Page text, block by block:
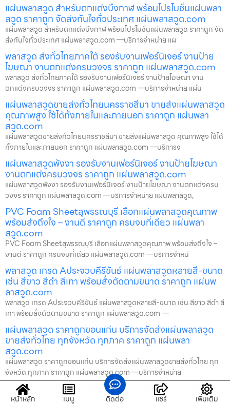
แผ่นพลาสวูด สำหรับตกแต่งบึงกาฬ พร้อมโปรโมชั่นแผ่นพลา
สวูด ราคาถูก จัดส่งทันใจทั่วประเทศ แผ่นพลาสวูด.com
แผ่นพลาสวูด สำหรับตกแต่งบึงกาฬ พร้อมโปรโมชั่นแผ่นพลาสวูด ราคาถูก จัด
ส่งทันใจทั่วประเทศ แผ่นพลาสวูด.com —บริการจำหน่าย แผ
พลาสวูด ส่งทั่วไทยภาคใต้ รองรับงานเฟอร์นิเจอร์ งานป้าย
โฆษณา งานตกแต่งครบวงจร ราคาถูก แผ่นพลาสวูด.com
พลาสวูด ส่งทั่วไทยภาคใต้ รองรับงานเฟอร์นิเจอร์ งานป้ายโฆษณา งาน
ตกแต่งครบวงจร ราคาถูก แผ่นพลาสวูด.com —บริการจำหน่าย แผ่น
แผ่นพลาสวูดขายส่งทั่วไทยนครราชสีมา ขายส่งแผ่นพลาสวูด
คุณภาพสูง ใช้ได้ทั้งภายในและภายนอก ราคาถูก แผ่นพลา
สวูด.com
แผ่นพลาสวูดขายส่งทั่วไทยนครราชสีมา ขายส่งแผ่นพลาสวูด คุณภาพสูง ใช้ได้
ทั้งภายในและภายนอก ราคาถูก แผ่นพลาสวูด.com —บริการจ
แผ่นพลาสวูดพังงา รองรับงานเฟอร์นิเจอร์ งานป้ายโฆษณา
งานตกแต่งครบวงจร ราคาถูก แผ่นพลาสวูด.com
แผ่นพลาสวูดพังงา รองรับงานเฟอร์นิเจอร์ งานป้ายโฆษณา งานตกแต่งครบ
วงจร ราคาถูก แผ่นพลาสวูด.com —บริการจำหน่าย แผ่นพลาสวูด,
PVC Foam Sheetสุพรรณบุรี เลือกแผ่นพลาสวูดคุณภาพ
พร้อมส่งถึงใจ – งานดี ราคาถูก ครบจบที่เดียว แผ่นพลา
สวูด.com
PVC Foam Sheetสุพรรณบุรี เลือกแผ่นพลาสวูดคุณภาพ พร้อมส่งถึงใจ –
งานดี ราคาถูก ครบจบที่เดียว แผ่นพลาสวูด.com —บริการจำหน่
พลาสวูด เกรด Aประจวบคีรีขันธ์ แผ่นพลาสวูดหลายสี-ขนาด
เช่น สีขาว สีดำ สีเทา พร้อมสั่งตัดตามขนาด ราคาถูก แผ่นพ
ลาสวูด.com
พลาสวูด เกรด Aประจวบคีรีขันธ์ แผ่นพลาสวูดหลายสี-ขนาด เช่น สีขาว สีดำ สี
เทา พร้อมสั่งตัดตามขนาด ราคาถูก แผ่นพลาสวูด.com —
แผ่นพลาสวูด ราคาถูกขอนแก่น บริการจัดส่งแผ่นพลาสวูด
ขายส่งทั่วไทย ทุกจังหวัด ทุกภาค ราคาถูก แผ่นพลา
สวูด.com
แผ่นพลาสวูด ราคาถูกขอนแก่น บริการจัดส่งแผ่นพลาสวูดขายส่งทั่วไทย ทุก
จังหวัด ทุกภาค ราคาถูก แผ่นพลาสวูด.com —บริการจำหน่าย
พลาสวูด แบบสำเร็จรูปเชียงราย จำหน่ายแผ่นพลาสวูด เกรด
A สำหรับงานตกแต่ง ภายในและภายนอก ราคาถูก แผ่นพลา
หน้าหลัก เมนู ติดต่อ แชร์ เพิ่มเติม